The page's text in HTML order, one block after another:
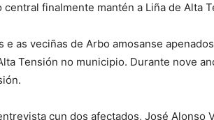
central finalmente mantén a Liña de Alta
e as veciñas de Arbo amosanse
Tensión no municipio. Durante nove
cun dos afectados, José Alonso